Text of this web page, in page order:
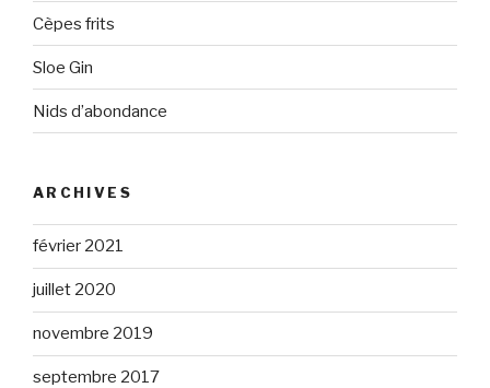
Cèpes frits
Sloe Gin
Nids d’abondance
ARCHIVES
février 2021
juillet 2020
novembre 2019
septembre 2017